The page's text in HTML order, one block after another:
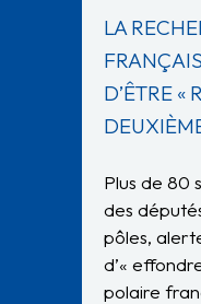
LA
D’ÊTRE «
Plus de 80
des
pôles,
d’«
polaire